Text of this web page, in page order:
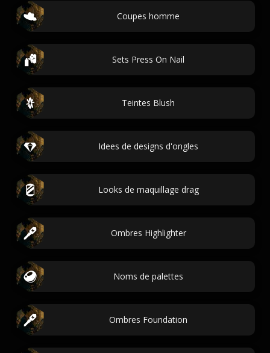
Coupes homme
Sets Press On Nail
Teintes Blush
Idees de designs d'ongles
Looks de maquillage drag
Ombres Highlighter
Noms de palettes
Ombres Foundation